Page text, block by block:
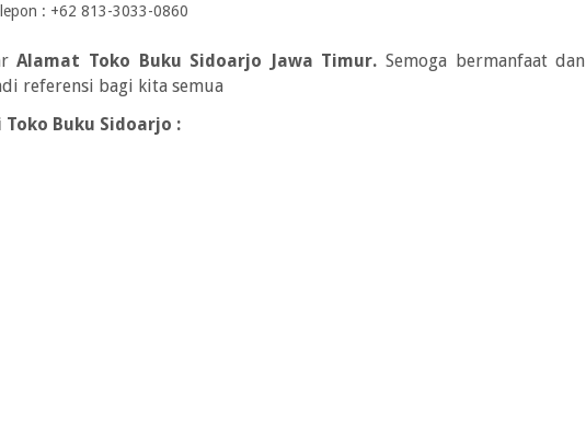
: +62 813-3033-0860
Alamat Toko Buku Sidoarjo Jawa Timur.Semoga bermanfaat dan
referensi bagi kita semua
Toko Buku Sidoarjo :